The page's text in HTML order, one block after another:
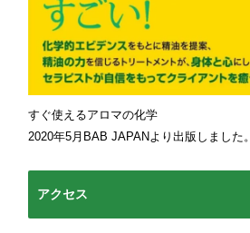
すぐ使えるアロマの化学
2020年5月BAB JAPANより出版しました。
アクセス